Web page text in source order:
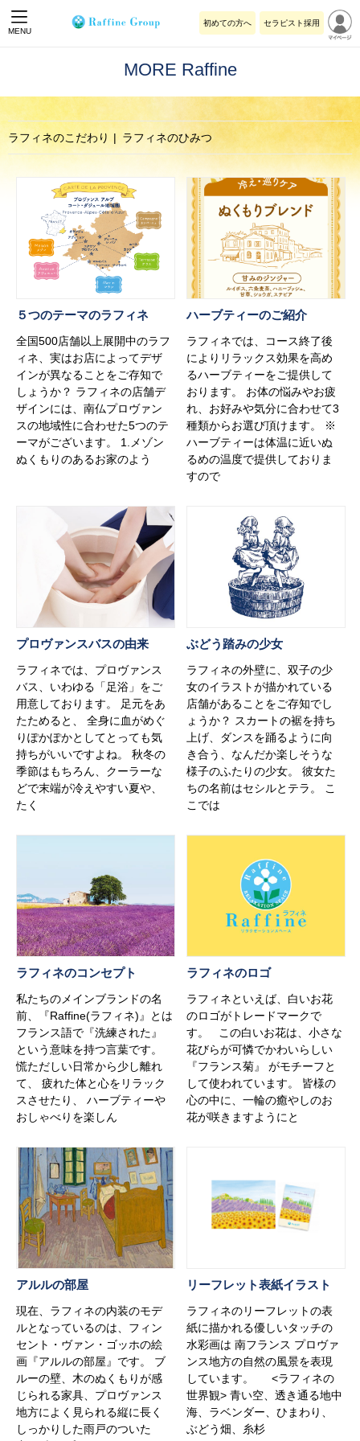
MENU
初めての方へ セラピスト採用
MORE Raffine
ラフィネのこだわり ラフィネのひみつ
５つのテーマのラフィネ
全国500店舗以上展開中のラフ
ィネ、実はお店によってデザ
インが異なることをご存知で
しょうか？ ラフィネの店舗デ
ザインには、南仏プロヴァン
スの地域性に合わせた5つのテ
ーマがございます。 1.メゾン
ぬくもりのあるお家のよう
ハーブティーのご紹介
ラフィネでは、コース終了後
によりリラックス効果を高め
るハーブティーをご提供して
おります。 お体の悩みやお疲
れ、お好みや気分に合わせて3
種類からお選び頂けます。 ※
ハーブティーは体温に近いぬ
るめの温度で提供しておりま
すので
プロヴァンスバスの由来
ラフィネでは、プロヴァンス
バス、いわゆる「足浴」をご
用意しております。 足元をあ
たためると、 全身に血がめぐ
りぽかぽかとしてとっても気
持ちがいいですよね。 秋冬の
季節はもちろん、クーラーな
どで末端が冷えやすい夏や、
たく
ぶどう踏みの少女
ラフィネの外壁に、双子の少
女のイラストが描かれている
店舗があることをご存知でし
ょうか？ スカートの裾を持ち
上げ、ダンスを踊るように向
き合う、なんだか楽しそうな
様子のふたりの少女。 彼女た
ちの名前はセシルとテラ。 こ
こでは
ラフィネのコンセプト
私たちのメインブランドの名
前、『Raffine(ラフィネ)』とは
フランス語で『洗練された』
という意味を持つ言葉です。
慌ただしい日常から少し離れ
て、 疲れた体と心をリラック
スさせたり、 ハーブティーや
おしゃべりを楽しん
ラフィネのロゴ
ラフィネといえば、白いお花
のロゴがトレードマークで
す。 この白いお花は、小さな
花びらが可憐でかわいらしい
『フランス菊』 がモチーフと
して使われています。 皆様の
心の中に、一輪の癒やしのお
花が咲きますようにと
アルルの部屋
現在、ラフィネの内装のモデ
ルとなっているのは、フィン
セント・ヴァン・ゴッホの絵
画『アルルの部屋』です。 ブ
ルーの壁、木のぬくもりが感
じられる家具、プロヴァンス
地方によく見られる縦に長く
しっかりした雨戸のついた
リーフレット表紙イラスト
ラフィネのリーフレットの表
紙に描かれる優しいタッチの
水彩画は 南フランス プロヴァ
ンス地方の自然の風景を表現
しています。 <ラフィネの
世界観> 青い空、透き通る地中
海、ラベンダー、ひまわり、
ぶどう畑、糸杉